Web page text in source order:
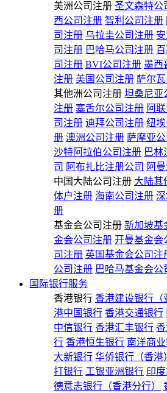
美洲公司注册 圣文森特公
西公司注册 智利公司注册
司注册 乌拉圭公司注册
司注册 巴哈马公司注册
司注册 BVI公司注册 墨西
注册 美国公司注册 萨尔
其他洲公司注册 坦桑尼亚
注册 塞舌尔公司注册 阿
司注册 迪拜公司注册 纽
册 澳洲公司注册 萨摩亚
沙特阿拉伯公司注册 巴林
司 阿布扎比注册公司 阿
中国大陆公司注册 大陆其
体户注册 海南公司注册
册
基金会公司注册 新加坡基
金会公司注册 开曼基金会
司注册 英国基金会公司注
公司注册 巴哈马基金会公
国际银行服务
香港银行 香港建设银行（
港中国银行 香港交通银行
中信银行 香港汇丰银行
行 香港恒生银行 南洋商
大新银行 华侨银行（香港
打银行 工银亚洲银行 印
德意志银行（香港分行）